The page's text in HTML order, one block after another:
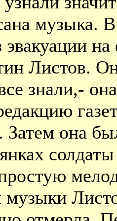
музыка.
эвакуации
Листов.
знали,-
Затем она